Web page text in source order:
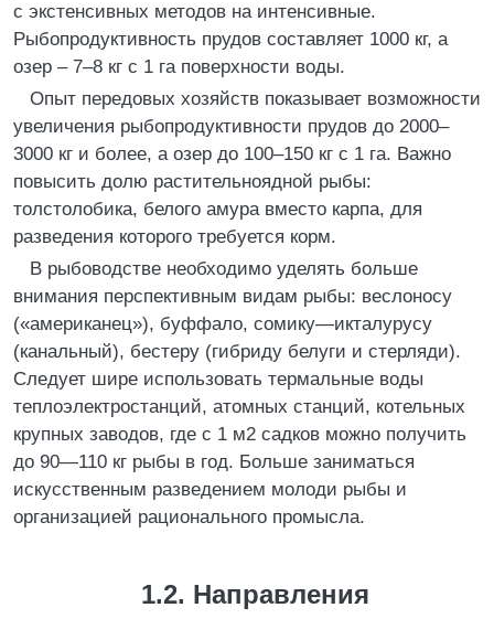
с экстенсивных методов на интенсивные.
Рыбопродуктивность прудов составляет 1000 кг, а
озер – 7–8 кг с 1 га поверхности воды.
Опыт передовых хозяйств показывает возможности
увеличения рыбопродуктивности прудов до 2000–
3000 кг и более, а озер до 100–150 кг с 1 га. Важно
повысить долю растительноядной рыбы:
толстолобика, белого амура вместо карпа, для
разведения которого требуется корм.
В рыбоводстве необходимо уделять больше
внимания перспективным видам рыбы: веслоносу
(«американец»), буффало, сомику—икталурусу
(канальный), бестеру (гибриду белуги и стерляди).
Следует шире использовать термальные воды
теплоэлектростанций, атомных станций, котельных
крупных заводов, где с 1 м2 садков можно получить
до 90—110 кг рыбы в год. Больше заниматься
искусственным разведением молоди рыбы и
организацией рационального промысла.
1.2. Направления